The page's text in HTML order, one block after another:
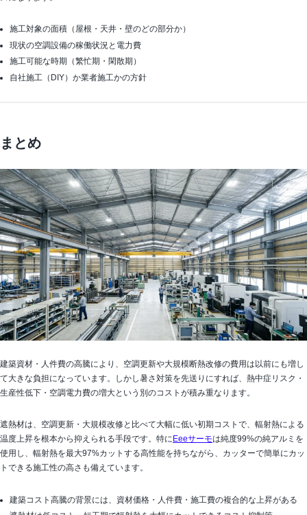
施工対象の面積（屋根・天井・壁のどの部分か）
現状の空調設備の稼働状況と電力費
施工可能な時期（繁忙期・閑散期）
自社施工（DIY）か業者施工かの方針
まとめ
建築資材・人件費の高騰により、空調更新や大規模断熱改修の費用は以前にも増し
て大きな負担になっています。しかし暑さ対策を先送りにすれば、熱中症リスク・
生産性低下・空調電力費の増大という別のコストが積み重なります。
遮熱材は、空調更新・大規模改修と比べて大幅に低い初期コストで、輻射熱による
温度上昇を根本から抑えられる手段です。特に Eeeサーモは純度99%の純アルミを
使用し、輻射熱を最大97%カットする高性能を持ちながら、カッターで簡単にカッ
トできる施工性の高さも備えています。
建築コスト高騰の背景には、資材価格・人件費・施工費の複合的な上昇がある